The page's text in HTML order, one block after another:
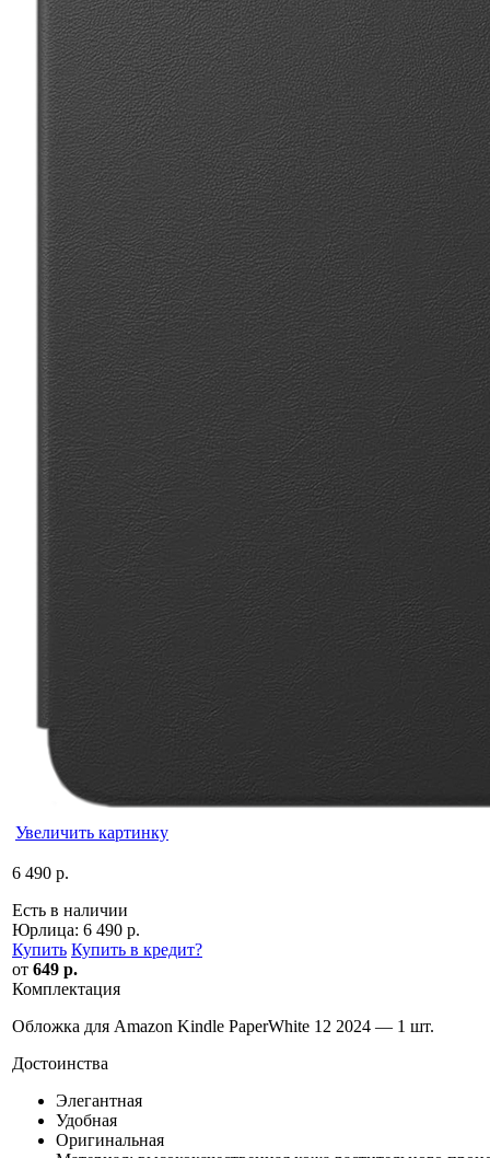
Увеличить картинку
6 490 р.
Есть в наличии
Юрлица: 6 490 р.
Купить Купить в кредит?
от 649 р.
Комплектация
Обложка для Amazon Kindle PaperWhite 12 2024 — 1 шт.
Достоинства
Элегантная
Удобная
Оригинальная